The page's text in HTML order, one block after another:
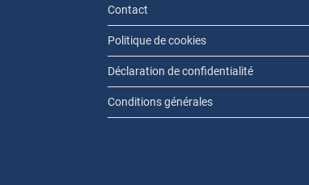
Contact
Politique de cookies
Déclaration de confidentialité
Conditions générales